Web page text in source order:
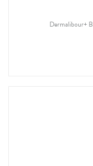
Dermalibour+